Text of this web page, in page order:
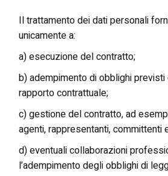
Il trattamento dei dati personali
unicamente a:
a) esecuzione del contratto;
b) adempimento di obblighi
rapporto contrattuale;
c) gestione del contratto, ad
agenti, rappresentanti, committenti
d) eventuali collaborazioni
l’adempimento degli obblighi di